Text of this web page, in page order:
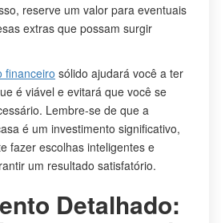
reserve um valor para eventuais
extras que possam surgir
financeiro sólido ajudará você a ter
é viável e evitará que você se
Lembre-se de que a
é um investimento significativo,
fazer escolhas inteligentes e
um resultado satisfatório.
Detalhado: